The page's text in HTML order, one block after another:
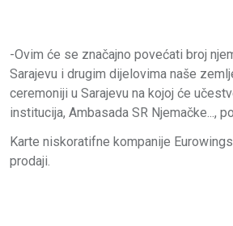
-Ovim će se značajno povećati broj
Sarajevu i drugim dijelovima naše
ceremoniji u Sarajevu na kojoj će
institucija, Ambasada SR Njemačke...,
Karte niskoratifne kompanije
prodaji.